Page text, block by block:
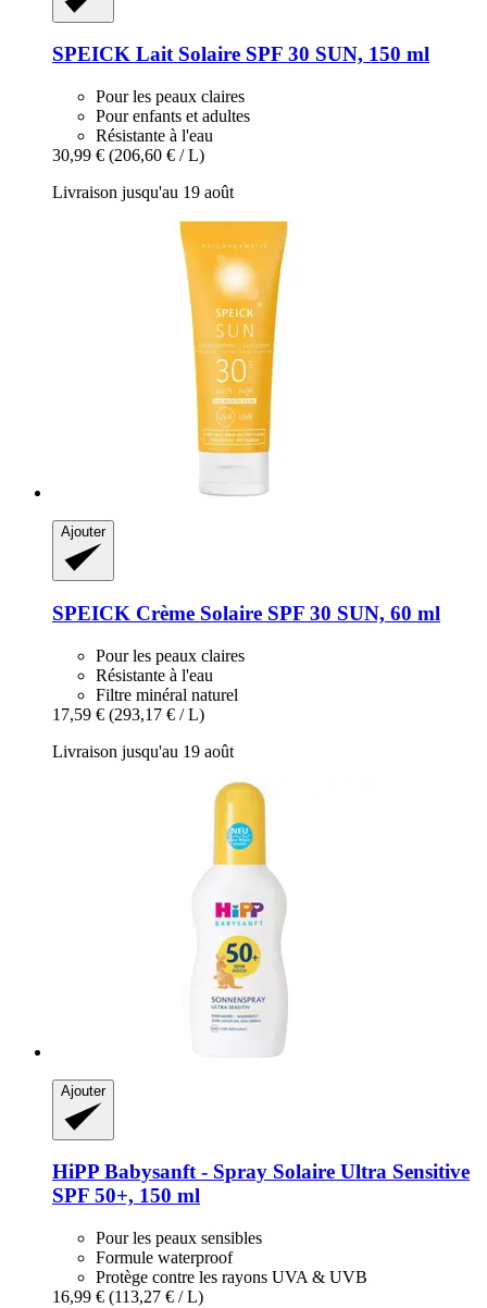
SPEICK Lait Solaire SPF 30 SUN, 150 ml
Pour les peaux claires
Pour enfants et adultes
Résistante à l'eau
30,99 € (206,60 € / L)
Livraison jusqu'au 19 août
Ajouter
SPEICK Crème Solaire SPF 30 SUN, 60 ml
Pour les peaux claires
Résistante à l'eau
Filtre minéral naturel
17,59 € (293,17 € / L)
Livraison jusqu'au 19 août
Ajouter
HiPP Babysanft -​ Spray Solaire Ultra Sensitive
SPF 50+, 150 ml
Pour les peaux sensibles
Formule waterproof
Protège contre les rayons UVA & UVB
16,99 € (113,27 € / L)